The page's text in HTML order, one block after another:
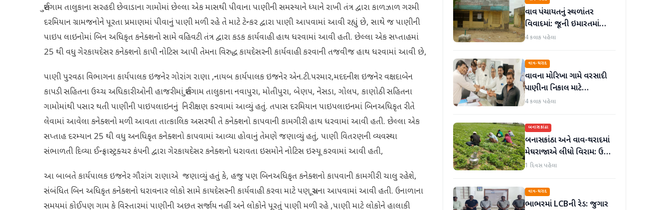
સુઈગામ તાલુકાના સરહદી છેવાડાના ગામોમાં છેલ્લા એક માસથી પીવાના પાણીની સમસ્યાને ધ્યાને રાખી તંત્ર દ્વારા કાળઝાળ ગરમી
દરમિયાન ગ્રામજનોને પૂરતા પ્રમાણમાં પીવાનું પાણી મળી રહે તે માટે ટેન્કર દ્વારા પાણી આપવામાં આવી રહ્યું છે, સાથે જ પાણીની
પાઇપ લાઇનોમાં બિન અધિકૃત કનેક્શનો સામે વહિવટી તંત્ર દ્વારા કડક કાર્યવાહી હાથ ધરવામાં આવી હતી. છેલ્લા એક સપ્તાહમાં
25 થી વધુ ગેરકાયદેસર કનેક્શનો કાપી નોટિસ આપી તેમના વિરુદ્ધ કાયદેસરની કાર્યવાહી કરવાની તજવીજ હાથ ધરવામાં આવી છે,
પાણી પુરવઠા વિભાગના કાર્યપાલક ઇજનેર ગોરાંગ રાણા ,નાયબ કાર્યપાલક ઇજનેર એન.ટી.પરમાર,મદદનીશ ઇજનેર વક્ષદાબેન
કાપડી સહિતના ઉચ્ચ અધિકારીઓની હાજરીમાં સુઈગામ તાલુકાના નવાપુરા, મોતીપુરા, બેણપ, નેસડા, ગોલપ, કાણોઠી સહિતના
ગામોમાંથી પસાર થતી પાણીની પાઇપલાઇનનું નિરીક્ષણ કરવામાં આવ્યું હતું. તપાસ દરમિયાન પાઇપલાઇનમાં બિનઅધિકૃત રીતે
લેવામાં આવેલા કનેક્શનો મળી આવતા તાત્કાલિક અસરથી તે કનેક્શનો કાપવાની કામગીરી હાથ ધરવામાં આવી હતી. છેલ્લા એક
સપ્તાહ દરમ્યાન 25 થી વધુ અનધિકૃત કનેક્શનો કાપવામાં આવ્યા હોવાનું તેમણે જણાવ્યું હતું, પાણી વિતરણની વ્યવસ્થા
સંભાળતી દિવ્યા ઈન્ફ્રાસ્ટ્રક્ચર કંપની દ્વારા ગેરકાયદેસર કનેક્શનો ધરાવતા ઇસમોને નોટિસ ઇસ્યૂ કરવામાં આવી હતી,
આ બાબતે કાર્યપાલક ઇજનેર ગૌરાંગ રાણાએ જણાવ્યું હતું કે, હજુ પણ બિનઅધિકૃત કનેક્શનો કાપવાની કામગીરી ચાલુ રહેશે,
સંબંધિત બિન અધિકૃત કનેક્શનો ધરાવનાર લોકો સામે કાયદેસરની કાર્યવાહી કરવા માટે પણ સૂચના આપવામાં આવી હતી. ઉનાળાના
સમયમાં કોઈપણ ગામ કે વિસ્તારમાં પાણીની અછત સર્જાય નહીં અને લોકોને પૂરતું પાણી મળી રહે ,પાણી માટે લોકોને હાલાકી
વાવ પંચાયતનું સ્થળાંતર
વિવાદમાં: જૂની ઇમારતમાં
કામકાજ શરૂ છતાં નવું મકાન
4 કલાક પહેલા
વાવ-થરાદ
વાવના મોરિખા ગામે વરસાદી
પાણીના નિકાલ માટે
ગ્રામજનોએ મામલતદારને
4 કલાક પહેલા
બનાસકાંઠા
બનાસકાંઠા અને વાવ-થરાદમાં
મેઘરાજાએ લીધો વિરામ: ઉઘાડ
નીકળતાં ખેડૂતોમાં આનંદનો
1 દિવસ પહેલા
વાવ-થરાદ
ભાભરમાં LCBની રેડ: જુગાર